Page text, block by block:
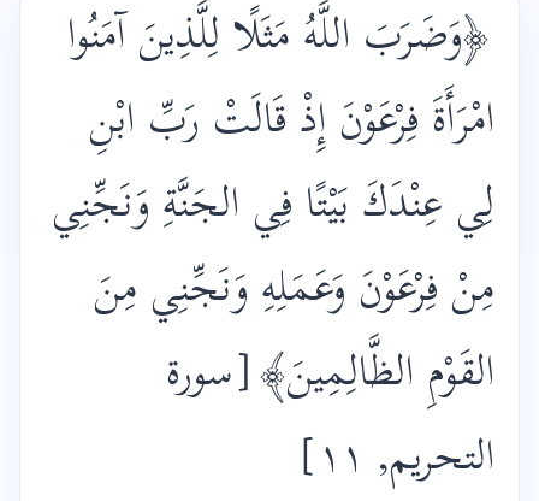
﴿وَضَرَبَ اللَّهُ مَثَلًا لِلَّذِينَ آمَنُوا
امْرَأَةَ فِرْعَوْنَ إِذْ قَالَتْ رَبِّ ابْنِ
لِي عِنْدَكَ بَيْتًا فِي ‏الجَنَّةِ وَنَجِّنِي
مِنْ فِرْعَوْنَ وَعَمَلِهِ وَنَجِّنِي مِنَ
القَوْمِ الظَّالِمِينَ﴾[سورة
التحريم, ١١]